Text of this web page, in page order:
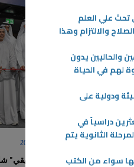
أبناء
تحث علي العلم
والالتزام وهذا
والحاليين يدون
لهم في الحياة
ودولية على
دراسياً في
الثانوية يتم
سواء من الكتب